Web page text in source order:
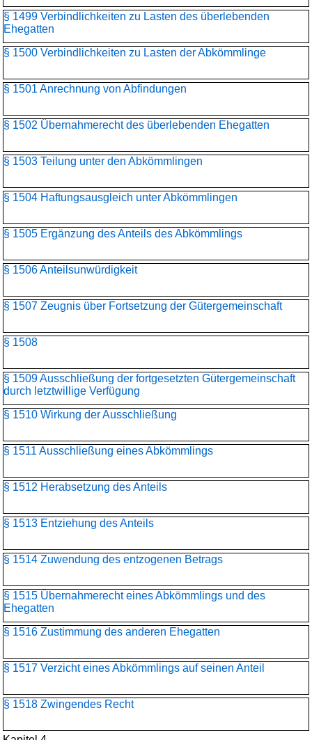
§ 1499 Verbindlichkeiten zu Lasten des überlebenden
Ehegatten
§ 1500 Verbindlichkeiten zu Lasten der Abkömmlinge
§ 1501 Anrechnung von Abfindungen
§ 1502 Übernahmerecht des überlebenden Ehegatten
§ 1503 Teilung unter den Abkömmlingen
§ 1504 Haftungsausgleich unter Abkömmlingen
§ 1505 Ergänzung des Anteils des Abkömmlings
§ 1506 Anteilsunwürdigkeit
§ 1507 Zeugnis über Fortsetzung der Gütergemeinschaft
§ 1508
§ 1509 Ausschließung der fortgesetzten Gütergemeinschaft
durch letztwillige Verfügung
§ 1510 Wirkung der Ausschließung
§ 1511 Ausschließung eines Abkömmlings
§ 1512 Herabsetzung des Anteils
§ 1513 Entziehung des Anteils
§ 1514 Zuwendung des entzogenen Betrags
§ 1515 Übernahmerecht eines Abkömmlings und des
Ehegatten
§ 1516 Zustimmung des anderen Ehegatten
§ 1517 Verzicht eines Abkömmlings auf seinen Anteil
§ 1518 Zwingendes Recht